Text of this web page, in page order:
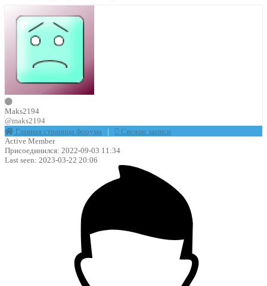
Maks2194
@maks2194
Главная страница форума |
Свежие записи
Active Member
Присоединился: 2022-09-03 11:34
Last seen: 2023-03-22 20:06